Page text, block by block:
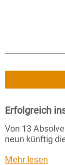
Erfolgreich
Von 13
neun künftig
Mehr lesen